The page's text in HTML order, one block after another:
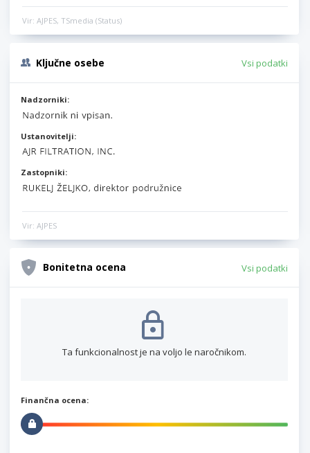
Vir: AJPES, TSmedia (Status)
Ključne osebe Vsi podatki
Nadzorniki:
Ustanovitelji:
Zastopniki:
Vir: AJPES
Bonitetna ocena Vsi podatki
Ta funkcionalnost je na voljo le naročnikom.
Finančna ocena: